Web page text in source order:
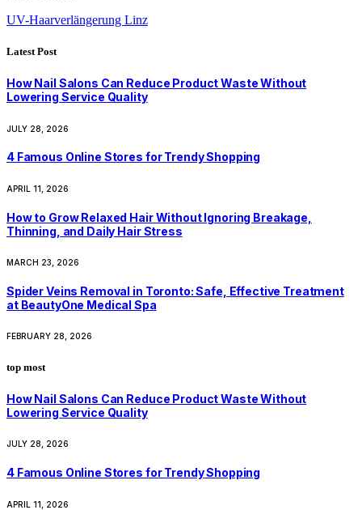
UV-Haarverlängerung Linz
Latest Post
How Nail Salons Can Reduce Product Waste Without
Lowering Service Quality
JULY 28, 2026
4 Famous Online Stores for Trendy Shopping
APRIL 11, 2026
How to Grow Relaxed Hair Without Ignoring Breakage,
Thinning, and Daily Hair Stress
MARCH 23, 2026
Spider Veins Removal in Toronto: Safe, Effective Treatment
at BeautyOne Medical Spa
FEBRUARY 28, 2026
top most
How Nail Salons Can Reduce Product Waste Without
Lowering Service Quality
JULY 28, 2026
4 Famous Online Stores for Trendy Shopping
APRIL 11, 2026